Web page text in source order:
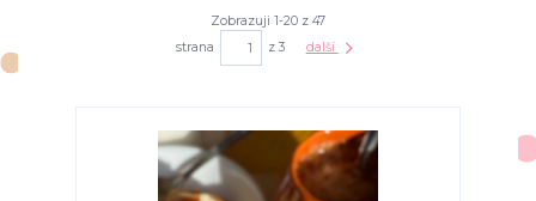
Zobrazuji 1-20 z 47
strana
z 3 další